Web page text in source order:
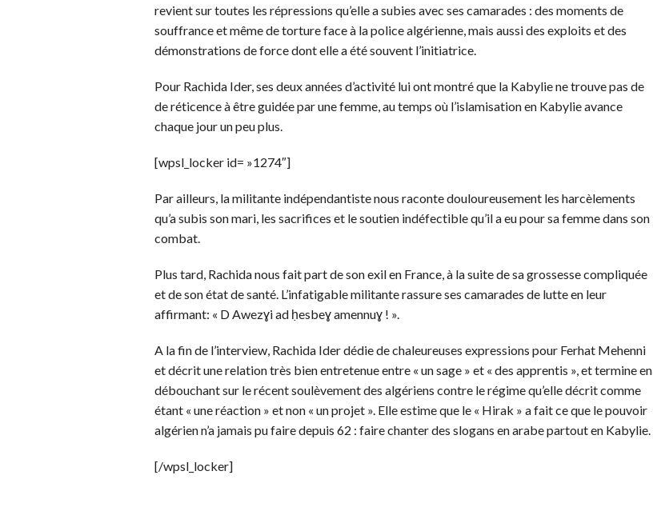
revient sur toutes les répressions qu’elle a subies avec ses camarades : des moments de
souffrance et même de torture face à la police algérienne, mais aussi des exploits et des
démonstrations de force dont elle a été souvent l’initiatrice.
Pour Rachida Ider, ses deux années d’activité lui ont montré que la Kabylie ne trouve pas de
de réticence à être guidée par une femme, au temps où l’islamisation en Kabylie avance
chaque jour un peu plus.
[wpsl_locker id= »1274″]
Par ailleurs, la militante indépendantiste nous raconte douloureusement les harcèlements
qu’a subis son mari, les sacrifices et le soutien indéfectible qu’il a eu pour sa femme dans son
combat.
Plus tard, Rachida nous fait part de son exil en France, à la suite de sa grossesse compliquée
et de son état de santé. L’infatigable militante rassure ses camarades de lutte en leur
affirmant: « D Awezɣi ad ḥesbeɣ amennuɣ ! ».
A la fin de l’interview, Rachida Ider dédie de chaleureuses expressions pour Ferhat Mehenni
et décrit une relation très bien entretenue entre « un sage » et « des apprentis », et termine en
débouchant sur le récent soulèvement des algériens contre le régime qu’elle décrit comme
étant « une réaction » et non « un projet ». Elle estime que le « Hirak » a fait ce que le pouvoir
algérien n’a jamais pu faire depuis 62 : faire chanter des slogans en arabe partout en Kabylie.
[/wpsl_locker]